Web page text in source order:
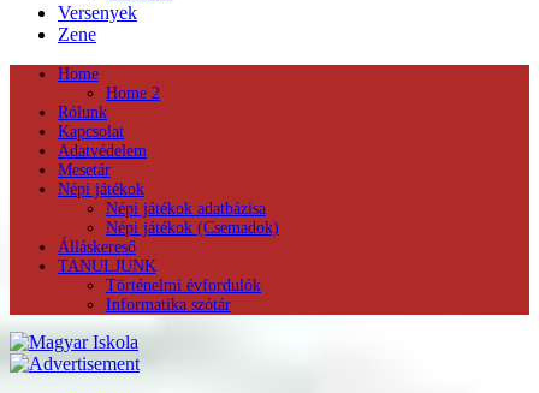
Versenyek
Zene
Home
Home 2
Rólunk
Kapcsolat
Adatvédelem
Mesetár
Népi játékok
Népi játékok adatbázisa
Népi játékok (Csemadok)
Álláskereső
TANULJUNK
Történelmi évfordulók
Informatika szótár